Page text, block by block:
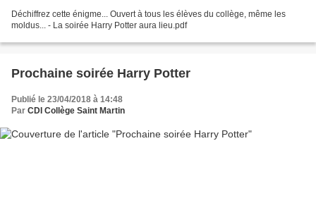
Déchiffrez cette énigme... Ouvert à tous les élèves du collège, même les
moldus... - La soirée Harry Potter aura lieu.pdf
Prochaine soirée Harry Potter
Publié le 23/04/2018 à 14:48
Par CDI Collège Saint Martin